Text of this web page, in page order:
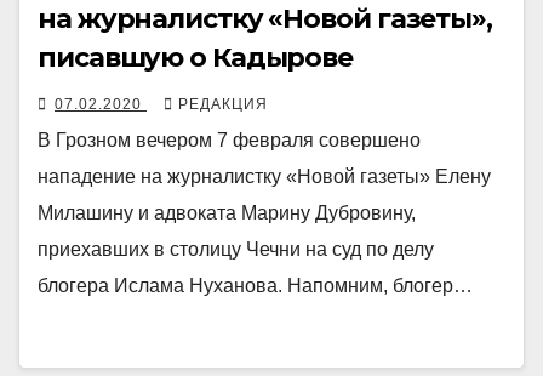
на журналистку «Новой газеты»,
писавшую о Кадырове
07.02.2020 РЕДАКЦИЯ
В Грозном вечером 7 февраля совершено
нападение на журналистку «Новой газеты» Елену
Милашину и адвоката Марину Дубровину,
приехавших в столицу Чечни на суд по делу
блогера Ислама Нуханова. Напомним, блогер…